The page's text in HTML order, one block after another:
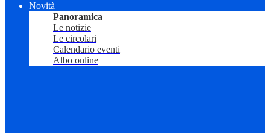
Novità
Panoramica
Le notizie
Le circolari
Calendario eventi
Albo online